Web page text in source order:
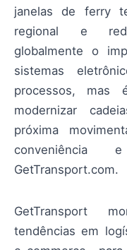
janelas de ferry
regional e
globalmente o
sistemas
processos, mas
modernizar
próxima
GetTransport.com.
GetTransport
tendências em